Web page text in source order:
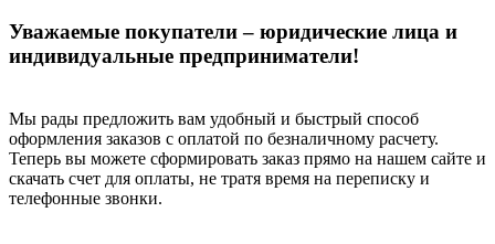
Уважаемые покупатели – юридические лица и
индивидуальные предприниматели!
Мы рады предложить вам удобный и быстрый способ
оформления заказов с оплатой по безналичному расчету.
Теперь вы можете сформировать заказ прямо на нашем сайте и
скачать счет для оплаты, не тратя время на переписку и
телефонные звонки.